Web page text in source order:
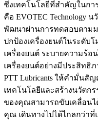
ซึ่งเทคโนโลยีที่สำคัญในก
คือ EVOTEC Technology
พัฒนาผ่านการทดสอบตามม
ปกป้องเครื่องยนต์ในระดับ
เครื่องยนต์ ระบายความร้
เครื่องยนต์อย่างมีประสิทธิ
PTT Lubricants ให้คำมั่นสั
เทคโนโลยีและสร้างนวัตก
ของคุณสามารถขับเคลื่อนไ
คุณ เดินทางไปได้ไกลกว่าที่